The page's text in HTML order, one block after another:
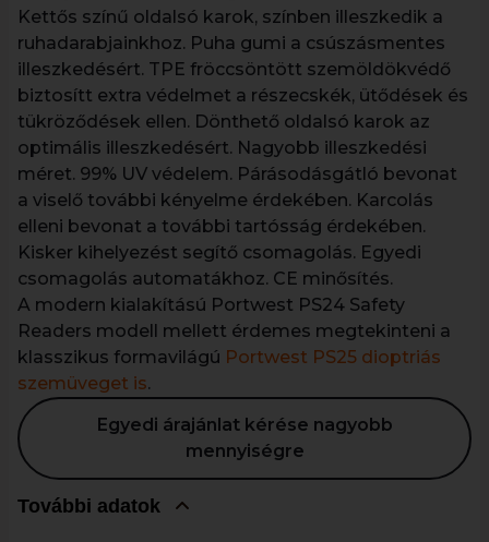
Kettős színű oldalsó karok, színben illeszkedik a
ruhadarabjainkhoz. Puha gumi a csúszásmentes
illeszkedésért. TPE fröccsöntött szemöldökvédő
biztosítt extra védelmet a részecskék, ütődések és
tükröződések ellen. Dönthető oldalsó karok az
optimális illeszkedésért. Nagyobb illeszkedési
méret. 99% UV védelem. Párásodásgátló bevonat
a viselő további kényelme érdekében. Karcolás
elleni bevonat a további tartósság érdekében.
Kisker kihelyezést segítő csomagolás. Egyedi
csomagolás automatákhoz. CE minősítés.
A modern kialakítású Portwest PS24 Safety
Readers modell mellett érdemes megtekinteni a
klasszikus formavilágú Portwest PS25 dioptriás
szemüveget is.
Egyedi árajánlat kérése nagyobb
mennyiségre
További adatok